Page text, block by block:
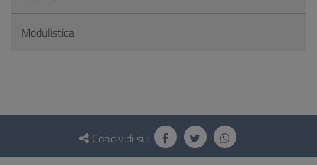
Modulistica
Questionario
Condividi su: